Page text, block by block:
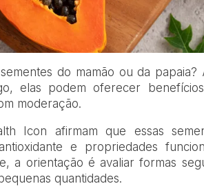
do mamão ou da papaia?
elas podem oferecer
moderação.
Icon afirmam que essas
e propriedades
a orientação é avaliar formas
quantidades.